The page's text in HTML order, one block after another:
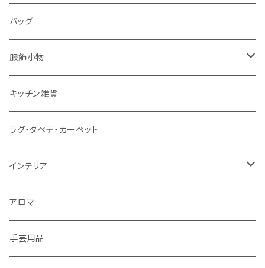
パソコンケース
バッグ
服飾小物
ストール
ベルト
キーホルダー
手袋
キッチン雑貨
ラグ・タペテ・カーペット
インテリア
クッションカバー
アロマ
手芸用品